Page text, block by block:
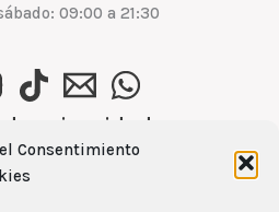
Consentimiento
09:00 a 21:30
privacidad
cookies (UE)
Legal